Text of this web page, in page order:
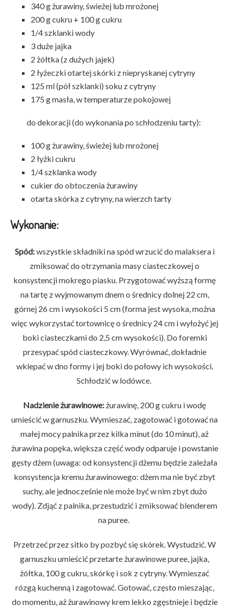
340 g żurawiny, świeżej lub mrożonej
200 g cukru + 100 g cukru
1/4 szklanki wody
3 duże jajka
2 żółtka (z dużych jajek)
2 łyżeczki otartej skórki z niepryskanej cytryny
125 ml (pół szklanki) soku z cytryny
175 g masła, w temperaturze pokojowej
do dekoracji (do wykonania po schłodzeniu tarty):
100 g żurawiny, świeżej lub mrożonej
2 łyżki cukru
1/4 szklanka wody
cukier do obtoczenia żurawiny
otarta skórka z cytryny, na wierzch tarty
Wykonanie:
Spód:wszystkie składniki na spód wrzucić do malaksera i
zmiksować do otrzymania masy ciasteczkowej o
konsystencji mokrego piasku. Przygotować wyższą formę
na tartę z wyjmowanym dnem o średnicy dolnej 22 cm,
górnej 26 cm i wysokości 5 cm (forma jest wysoka, można
więc wykorzystać tortownicę o średnicy 24 cm i wyłożyć jej
boki ciasteczkami do 2,5 cm wysokości). Do foremki
przesypać spód ciasteczkowy. Wyrównać, dokładnie
wklepać w dno formy i jej boki do połowy ich wysokości.
Schłodzić w lodówce.
Nadzienie żurawinowe:żurawinę, 200 g cukru i wodę
umieścić w garnuszku. Wymieszać, zagotować i gotować na
małej mocy palnika przez kilka minut (do 10 minut), aż
żurawina popęka, większa część wody odparuje i powstanie
gęsty dżem (uwaga: od konsystencji dżemu będzie zależała
konsystencja kremu żurawinowego: dżem ma nie być zbyt
suchy, ale jednocześnie nie może być w nim zbyt dużo
wody). Zdjąć z palnika, przestudzić i zmiksować blenderem
na puree.
Przetrzeć przez sitko by pozbyć się skórek. Wystudzić. W
garnuszku umieścić przetarte żurawinowe puree, jajka,
żółtka, 100 g cukru, skórkę i sok z cytryny. Wymieszać
rózgą kuchenną i zagotować. Gotować, często mieszając,
do momentu, aż żurawinowy krem lekko zgęstnieje i będzie